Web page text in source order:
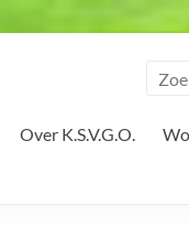
Over K.S.V.G.O.